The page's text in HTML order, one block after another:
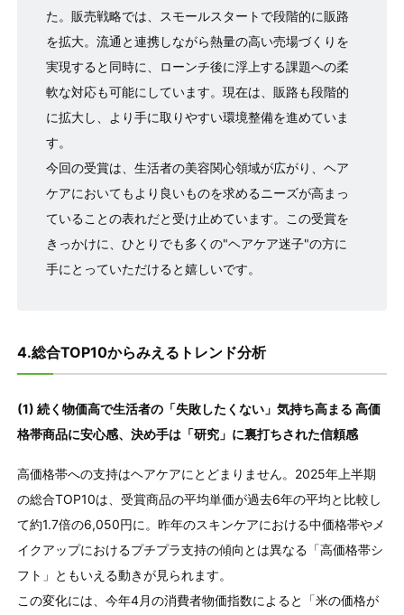
た。販売戦略では、スモールスタートで段階的に販路
を拡大。流通と連携しながら熱量の高い売場づくりを
実現すると同時に、ローンチ後に浮上する課題への柔
軟な対応も可能にしています。現在は、販路も段階的
に拡大し、より手に取りやすい環境整備を進めていま
す。
今回の受賞は、生活者の美容関心領域が広がり、ヘア
ケアにおいてもより良いものを求めるニーズが高まっ
ていることの表れだと受け止めています。この受賞を
きっかけに、ひとりでも多くの"ヘアケア迷子"の方に
手にとっていただけると嬉しいです。
4.総合TOP10からみえるトレンド分析
(1) 続く物価高で生活者の「失敗したくない」気持ち高まる 高価
格帯商品に安心感、決め手は「研究」に裏打ちされた信頼感
高価格帯への支持はヘアケアにとどまりません。2025年上半期
の総合TOP10は、受賞商品の平均単価が過去6年の平均と比較し
て約1.7倍の6,050円に。昨年のスキンケアにおける中価格帯やメ
イクアップにおけるプチプラ支持の傾向とは異なる「高価格帯シ
フト」ともいえる動きが見られます。
この変化には、今年4月の消費者物価指数によると「米の価格が